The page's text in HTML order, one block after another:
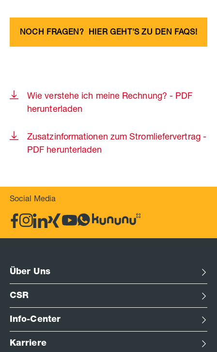
12,84 Cent
NOCH FRAGEN? HIER GEHT'S ZU DEN FAQS!
Wie verstehe ich meine Rechnung? - PDF
herunterladen
Zusatzinformationen zum Stromliefervertrag -
PDF herunterladen
Social Media
Über Uns
CSR
Info-Center
Karriere